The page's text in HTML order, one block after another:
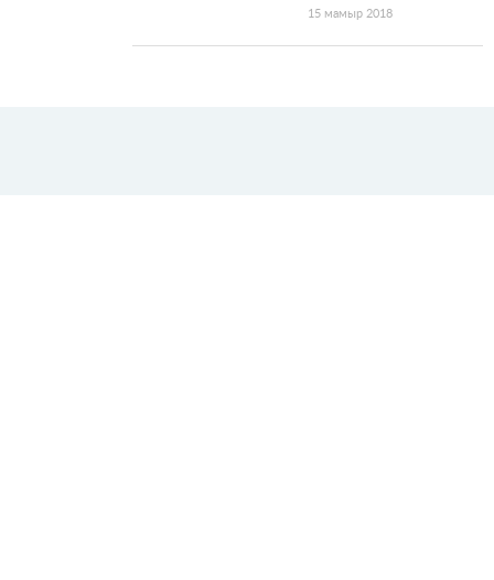
15 мамыр 2018